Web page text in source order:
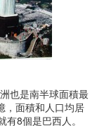
也是南半球面積最
，面積和人口均居
8個是巴西人。